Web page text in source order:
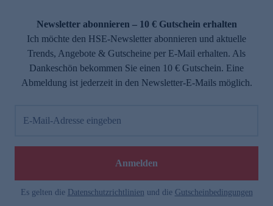
Newsletter abonnieren – 10 € Gutschein erhalten
Ich möchte den HSE-Newsletter abonnieren und aktuelle
Trends, Angebote & Gutscheine per E-Mail erhalten. Als
Dankeschön bekommen Sie einen 10 € Gutschein. Eine
Abmeldung ist jederzeit in den Newsletter-E-Mails möglich.
E-Mail-Adresse eingeben
Anmelden
Es gelten die Datenschutzrichtlinien und die Gutscheinbedingungen